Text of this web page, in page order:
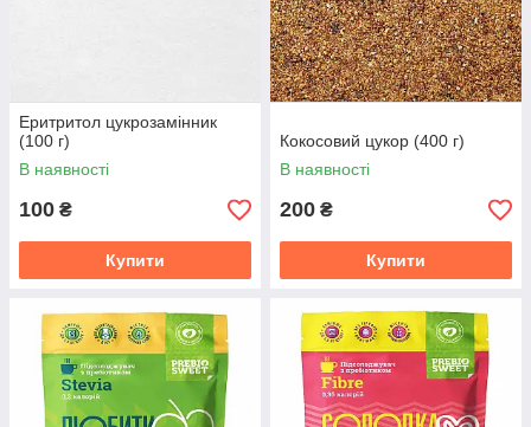
Еритритол цукрозамінник
(100 г)
В наявності
100 ₴
Купити
Кокосовий цукор (400 г)
В наявності
200 ₴
Купити